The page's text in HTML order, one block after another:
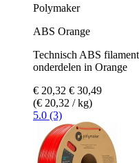
Polymaker
ABS Orange
Technisch ABS
onderdelen in Orange
€ 20,32 € 30,49
(€ 20,32 / kg)
5.0 (3)